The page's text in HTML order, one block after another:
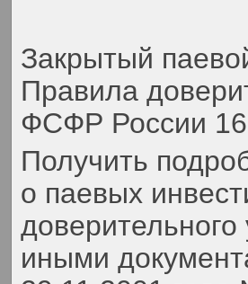
Закрытый
Правила
ФСФР России
Получить
о паевых
иными